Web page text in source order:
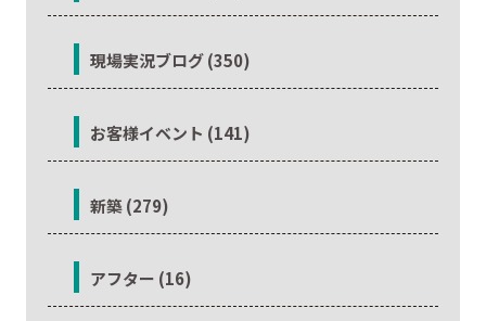
現場実況ブログ (350)
お客様イベント (141)
新築 (279)
アフター (16)